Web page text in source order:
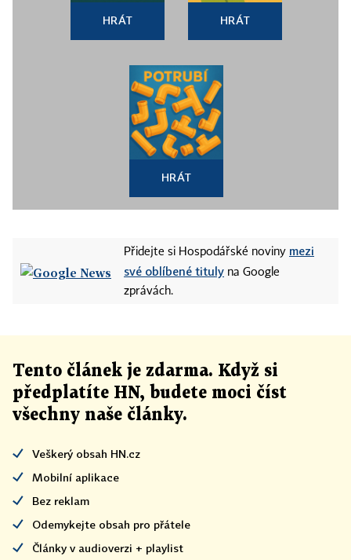
HRÁT HRÁT
HRÁT
Přidejte si Hospodářské noviny mezi
své oblíbené tituly na Google
zprávách.
Tento článek je zdarma. Když si
předplatíte HN, budete moci číst
všechny naše články.
Veškerý obsah HN.cz
Mobilní aplikace
Bez reklam
Odemykejte obsah pro přátele
Články v audioverzi + playlist